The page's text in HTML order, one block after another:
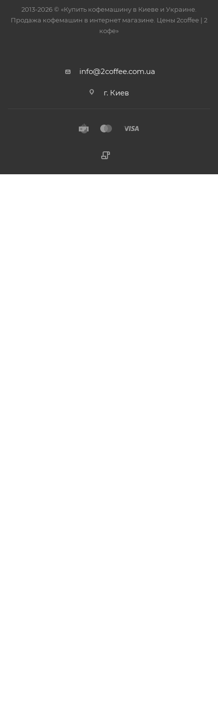
2013-2026 © «Купить кофемашину в Киеве и Украине.
Продажа кофемашин в интернет магазине. Цены 2сoffee | 2
кофе»
info@2coffee.com.ua
г. Киев